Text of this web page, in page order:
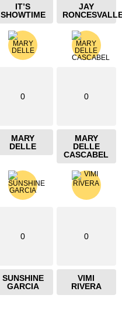
IT’S
SHOWTIME
JAY
0
MARY
DELLE
0
MARY
DELLE
CASCABEL
0
SUNSHINE
GARCIA
0
VIMI
RIVERA